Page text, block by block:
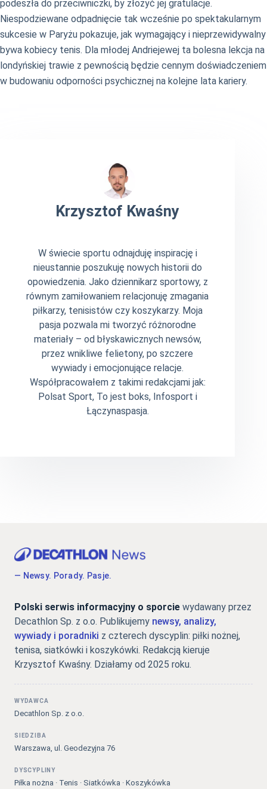
podeszła do przeciwniczki, by złożyć jej gratulacje.
Niespodziewane odpadnięcie tak wcześnie po spektakularnym
sukcesie w Paryżu pokazuje, jak wymagający i nieprzewidywalny
bywa kobiecy tenis. Dla młodej Andriejewej ta bolesna lekcja na
londyńskiej trawie z pewnością będzie cennym doświadczeniem
w budowaniu odporności psychicznej na kolejne lata kariery.
Krzysztof Kwaśny
W świecie sportu odnajduję inspirację i
nieustannie poszukuję nowych historii do
opowiedzenia. Jako dziennikarz sportowy, z
równym zamiłowaniem relacjonuję zmagania
piłkarzy, tenisistów czy koszykarzy. Moja
pasja pozwala mi tworzyć różnorodne
materiały – od błyskawicznych newsów,
przez wnikliwe felietony, po szczere
wywiady i emocjonujące relacje.
Współpracowałem z takimi redakcjami jak:
Polsat Sport, To jest boks, Infosport i
Łączynaspasja.
— Newsy. Porady. Pasje.
Polski serwis informacyjny o sporcie wydawany przez
Decathlon Sp. z o.o. Publikujemy newsy, analizy,
wywiady i poradniki z czterech dyscyplin: piłki nożnej,
tenisa, siatkówki i koszykówki. Redakcją kieruje
Krzysztof Kwaśny. Działamy od 2025 roku.
WYDAWCA
Decathlon Sp. z o.o.
SIEDZIBA
Warszawa, ul. Geodezyjna 76
DYSCYPLINY
Piłka nożna · Tenis · Siatkówka · Koszykówka